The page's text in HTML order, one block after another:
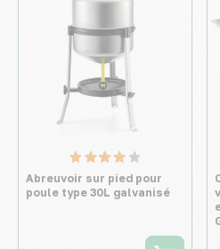
Abreuvoir sur pied pour
poule type 30L galvanisé